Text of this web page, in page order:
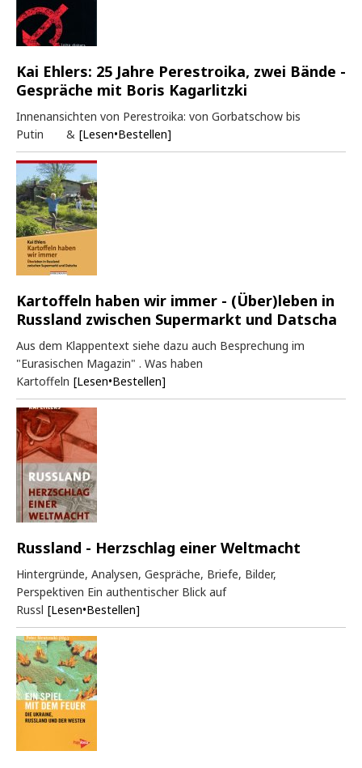
Kai Ehlers: 25 Jahre Perestroika, zwei Bände -
Gespräche mit Boris Kagarlitzki
Innenansichten von Perestroika: von Gorbatschow bis
Putin & [Lesen•Bestellen]
Kartoffeln haben wir immer - (Über)leben in
Russland zwischen Supermarkt und Datscha
Aus dem Klappentext siehe dazu auch Besprechung im
"Eurasischen Magazin" . Was haben
Kartoffeln [Lesen•Bestellen]
Russland - Herzschlag einer Weltmacht
Hintergründe, Analysen, Gespräche, Briefe, Bilder,
Perspektiven Ein authentischer Blick auf
Russl [Lesen•Bestellen]